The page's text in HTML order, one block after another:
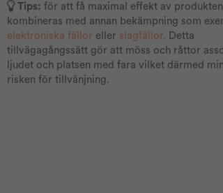
Tips:för att få maximal effekt av
kombineras med annan bekämpning som
elektroniska fällor eller slagfällor. Detta
tillvägagångssätt gör att möss och råttor
ljudet och platsen med fara vilket därmed
risken för tillvänjning.